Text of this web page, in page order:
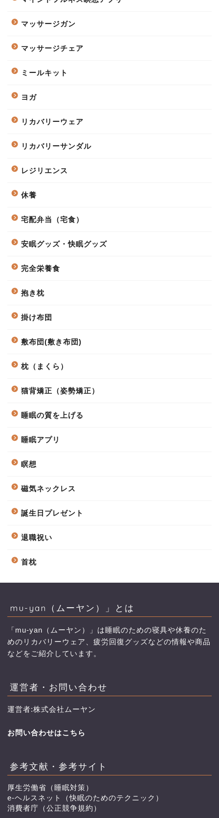
マッサージガン
マッサージチェア
ミールキット
ヨガ
リカバリーウェア
リカバリーサンダル
レジリエンス
休養
宅配弁当（宅食）
安眠グッズ・快眠グッズ
完全栄養食
抱き枕
掛け布団
敷布団(敷き布団)
枕（まくら）
猫背矯正（姿勢矯正）
睡眠の質を上げる
睡眠アプリ
瞑想
磁気ネックレス
誕生日プレゼント
退職祝い
首枕
mu-yan（ムーヤン）」とは
「mu-yan（ムーヤン）」は睡眠のための寝具や休養のた
めのリカバリーウェア、疲労回復グッズなどの情報や商品
などをご紹介しています。
運営者・お問い合わせ
運営者:株式会社ムーヤン
お問い合わせはこちら
参考文献・参考サイト
厚生労働省（睡眠対策）
e-ヘルスネット（快眠のためのテクニック）
消費者庁（公正競争規約）